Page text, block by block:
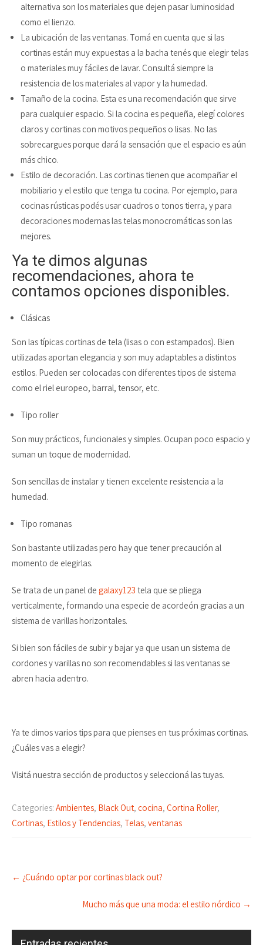
alternativa son los materiales que dejen pasar luminosidad
como el lienzo.
La ubicación de las ventanas. Tomá en cuenta que si las
cortinas están muy expuestas a la bacha tenés que elegir telas
o materiales muy fáciles de lavar. Consultá siempre la
resistencia de los materiales al vapor y la humedad.
Tamaño de la cocina. Esta es una recomendación que sirve
para cualquier espacio. Si la cocina es pequeña, elegí colores
claros y cortinas con motivos pequeños o lisas. No las
sobrecargues porque dará la sensación que el espacio es aún
más chico.
Estilo de decoración. Las cortinas tienen que acompañar el
mobiliario y el estilo que tenga tu cocina. Por ejemplo, para
cocinas rústicas podés usar cuadros o tonos tierra, y para
decoraciones modernas las telas monocromáticas son las
mejores.
Ya te dimos algunas
recomendaciones, ahora te
contamos opciones disponibles.
Clásicas
Son las típicas cortinas de tela (lisas o con estampados). Bien
utilizadas aportan elegancia y son muy adaptables a distintos
estilos. Pueden ser colocadas con diferentes tipos de sistema
como el riel europeo, barral, tensor, etc.
Tipo roller
Son muy prácticos, funcionales y simples. Ocupan poco espacio y
suman un toque de modernidad.
Son sencillas de instalar y tienen excelente resistencia a la
humedad.
Tipo romanas
Son bastante utilizadas pero hay que tener precaución al
momento de elegirlas.
Se trata de un panel de galaxy123 tela que se pliega
verticalmente, formando una especie de acordeón gracias a un
sistema de varillas horizontales.
Si bien son fáciles de subir y bajar ya que usan un sistema de
cordones y varillas no son recomendables si las ventanas se
abren hacia adentro.
Ya te dimos varios tips para que pienses en tus próximas cortinas.
¿Cuáles vas a elegir?
Visitá nuestra sección de productos y seleccioná las tuyas.
Categories: Ambientes, Black Out, cocina, Cortina Roller,
Cortinas, Estilos y Tendencias, Telas, ventanas
Post
← ¿Cuándo optar por cortinas black out?
Mucho más que una moda: el estilo nórdico →